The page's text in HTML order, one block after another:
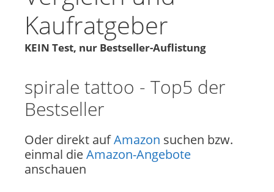
Kaufratgeber
KEIN Test, nur Bestseller-Auflistung
spirale tattoo - Top5 der
Bestseller
Oder direkt aufAmazon suchen bzw.
einmal dieAmazon-Angebote
anschauen